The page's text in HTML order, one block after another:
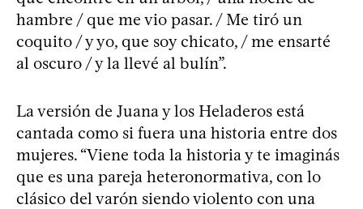
hambre / que me vio pasar. / Me tiró un
coquito / y yo, que soy chicato, / me ensarté
al oscuro / y la llevé al bulín”.
La versión de Juana y los Heladeros está
cantada como si fuera una historia entre dos
mujeres. “Viene toda la historia y te imaginás
que es una pareja heteronormativa, con lo
clásico del varón siendo violento con una